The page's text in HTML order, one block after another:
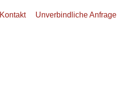
Kontakt Unverbindliche Anfrage